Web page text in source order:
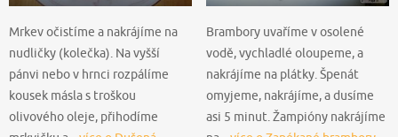
Mrkev očistíme a nakrájíme na
nudličky (kolečka). Na vyšší
pánvi nebo v hrnci rozpálíme
kousek másla s troškou
olivového oleje, přihodíme
Brambory uvaříme v osolené
vodě, vychladlé oloupeme, a
nakrájíme na plátky. Špenát
omyjeme, nakrájíme, a dusíme
asi 5 minut. Žampióny nakrájíme